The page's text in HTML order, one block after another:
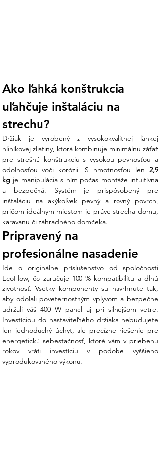
Ako ľahká konštrukcia
uľahčuje inštaláciu na
strechu?
Držiak je vyrobený z vysokokvalitnej ľahkej
hliníkovej zliatiny, ktorá kombinuje minimálnu záťaž
pre strešnú konštrukciu s vysokou pevnosťou a
odolnosťou voči korózii. S hmotnosťou len 2,9
kg je manipulácia s ním počas montáže intuitívna
a bezpečná. Systém je prispôsobený pre
inštaláciu na akýkoľvek pevný a rovný povrch,
pričom ideálnym miestom je práve strecha domu,
karavanu či záhradného domčeka.
Pripravený na
profesionálne nasadenie
Ide o originálne príslušenstvo od spoločnosti
EcoFlow, čo zaručuje 100 % kompatibilitu a dlhú
životnosť. Všetky komponenty sú navrhnuté tak,
aby odolali poveternostným vplyvom a bezpečne
udržali váš 400 W panel aj pri silnejšom vetre.
Investíciou do nastaviteľného držiaka nebudujete
len jednoduchý úchyt, ale precízne riešenie pre
energetickú sebestačnosť, ktoré vám v priebehu
rokov vráti investíciu v podobe vyššieho
vyprodukovaného výkonu.